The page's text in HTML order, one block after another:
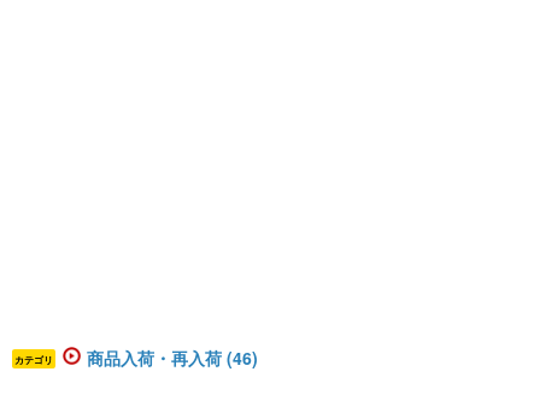
カテゴリ 商品入荷・再入荷 (46)